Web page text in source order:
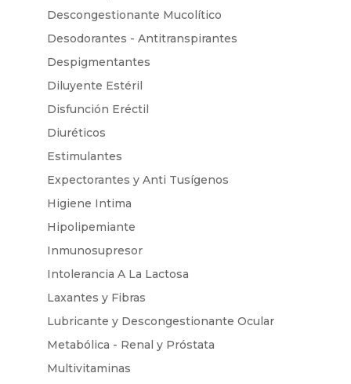
Descongestionante Mucolítico
Desodorantes - Antitranspirantes
Despigmentantes
Diluyente Estéril
Disfunción Eréctil
Diuréticos
Estimulantes
Expectorantes y Anti Tusígenos
Higiene Intima
Hipolipemiante
Inmunosupresor
Intolerancia A La Lactosa
Laxantes y Fibras
Lubricante y Descongestionante Ocular
Metabólica - Renal y Próstata
Multivitaminas